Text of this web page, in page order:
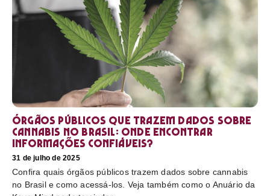
Órgãos públicos que trazem dados sobre
cannabis no Brasil: onde encontrar
informações confiáveis?
31 de julho de 2025
Confira quais órgãos públicos trazem dados sobre cannabis
no Brasil e como acessá-los. Veja também como o Anuário da